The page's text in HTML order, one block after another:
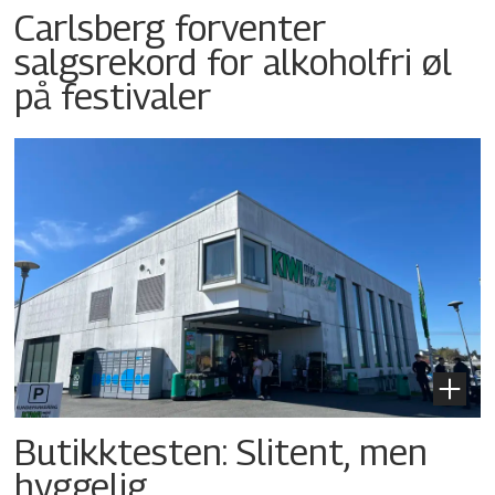
Carlsberg forventer
salgsrekord for alkoholfri øl
på festivaler
Butikktesten: Slitent, men
hyggelig